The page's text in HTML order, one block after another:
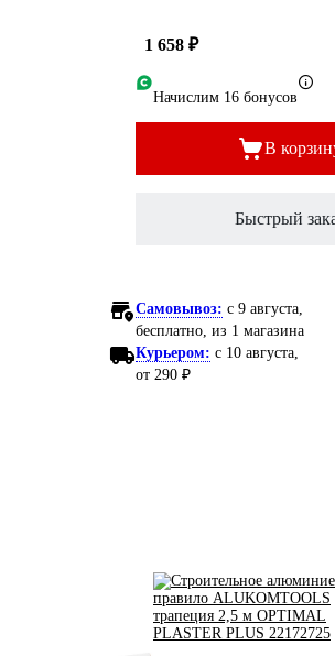
1 658 ₽
Начислим 16 бонусов
В
Быстрый
Самовывоз: c 9 августа,
бесплатно , из 1 магазина
Курьером: c 10 августа,
от 290 ₽